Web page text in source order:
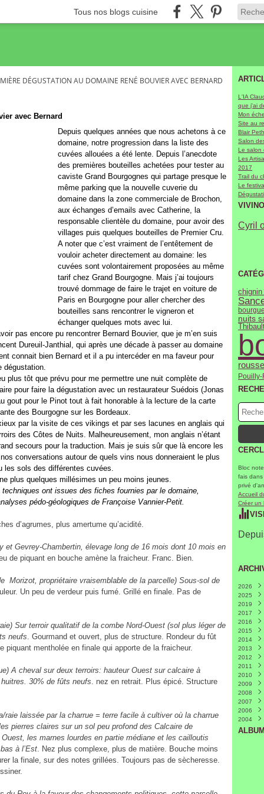
Tous nos blogs cuisine
DÉGUSTATION AU DOMAINE RENÉ BOUVIER AVEC BERNARD
avec Bernard
Depuis quelques années que nous achetons à ce
domaine, notre progression dans la liste des
cuvées allouées a été lente. Depuis l’anecdote
des premières bouteilles achetées pour tester au
caviste Grand Bourgognes qui partage presque le
même parking que la nouvelle cuverie du
domaine dans la zone commerciale de Brochon,
aux échanges d’emails avec Catherine, la
responsable clientèle du domaine, pour avoir des
villages puis quelques bouteilles de Premier Cru.
A noter que c’est vraiment de l’entêtement de
vouloir acheter directement au domaine: les
cuvées sont volontairement proposées au même
tarif chez Grand Bourgogne. Mais j’ai toujours
trouvé dommage de faire le trajet en voiture de
Paris en Bourgogne pour aller chercher des
bouteilles sans rencontrer le vigneron et
échanger quelques mots avec lui.
pas encore pu rencontrer Bernard Bouvier, que je m’en suis
Dureuil-Janthial, qui après une décade à passer au domaine
connait bien Bernard et il a pu intercéder en ma faveur pour
dégustation.
plus tôt que prévu pour me permettre une nuit complète de
pour faire la dégustation avec un restaurateur Suédois (Jonas
gout pour le Pinot tout à fait honorable à la lecture de la carte
des Bourgogne sur les Bordeaux.
par la visite de ces vikings et par ses lacunes en anglais qui
des Côtes de Nuits. Malheureusement, mon anglais n’étant
secours pour la traduction. Mais je suis sûr que là encore les
conversations autour de quels vins nous donneraient le plus
les sols des différentes cuvées.
plus quelques millésimes un peu moins jeunes.
ont issues des fiches fournies par le domaine,
pédo-géologiques de Françoise Vannier-Petit.
d’agrumes, plus amertume qu’acidité.
et Gevrey-Chambertin, élevage long de 16 mois dont 10 mois en
de piquant en bouche amène la fraicheur. Franc. Bien.
Morizot, propriétaire vraisemblable de la parcelle) Sous-sol de
Un peu de verdeur puis fumé. Grillé en finale. Pas de
Sur terroir qualitatif de la combe Nord-Ouest (sol plus léger de
neufs. Gourmand et ouvert, plus de structure. Rondeur du fût
piquant mentholée en finale qui apporte de la fraicheur.
A cheval sur deux terroirs: hauteur Ouest sur calcaire à
30% de fûts neufs. nez en retrait. Plus épicé. Structure
laissée par la charrue = terre facile à cultiver où la charrue
pierres claires sur un sol peu profond des Calcaire de
les marnes lourdes en partie médiane et les cailloutis
à l’Est. Nez plus complexe, plus de matière. Bouche moins
la finale, sur des notes grillées. Toujours pas de sècheresse.
L'IA
que j'ai
Mon
Site au
Blair
Salon
Le salon
Les
2017
Trail du
Le
Cyril
chignin
nuits
Bloc
fais
privé
Accueil
Créer un
2026
2025
Mars
2019
2017
Avril
Mars
2016
Mai
Avril
Mars
2015
2014
Août
Juin
Mai
Avril
Mars
2013
Juin
Mai
Avril
Mars
2012
Juin
Mai
Avril
Mars
2011
Juin
Mai
2010
Juin
2009
Août
2008
Mai
2007
Mai
2006
2004
Avril